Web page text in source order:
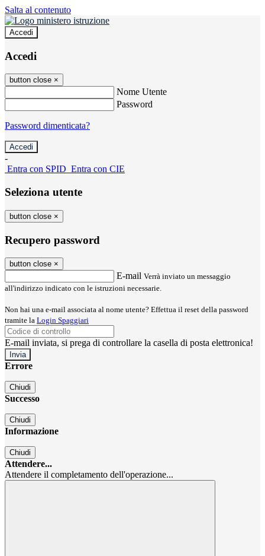
Salta al contenuto
Accedi
Accedi
button close ×
Nome Utente
Password
Password dimenticata?
-
Entra con SPID Entra con CIE
Seleziona utente
button close ×
Recupero password
button close ×
E-mail Verrà inviato un messaggio
all'indirizzo indicato con le istruzioni necessarie.
Non hai una e-mail associata al nome utente? Effettua il reset della password
tramite la Login Spaggiari
E-mail inviata, si prega di controllare la casella di posta elettronica!
Errore
Chiudi
Successo
Chiudi
Informazione
Chiudi
Attendere...
Attendere il completamento dell'operazione...